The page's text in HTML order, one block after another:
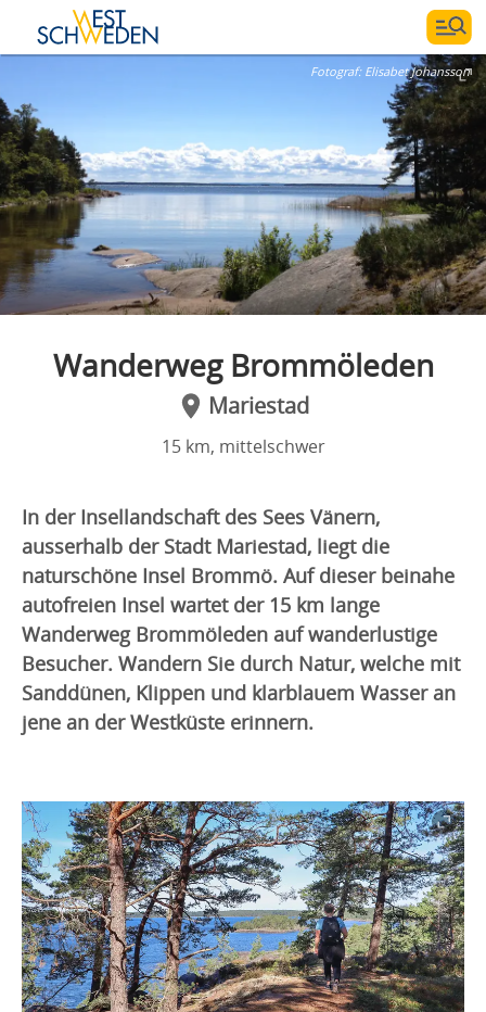
Fotograf: Elisabet Johansson
Wanderweg Brommöleden
Mariestad
15 km, mittelschwer
In der Insellandschaft des Sees Vänern,
ausserhalb der Stadt Mariestad, liegt die
naturschöne Insel Brommö. Auf dieser beinahe
autofreien Insel wartet der 15 km lange
Wanderweg Brommöleden auf wanderlustige
Besucher. Wandern Sie durch Natur, welche mit
Sanddünen, Klippen und klarblauem Wasser an
jene an der Westküste erinnern.